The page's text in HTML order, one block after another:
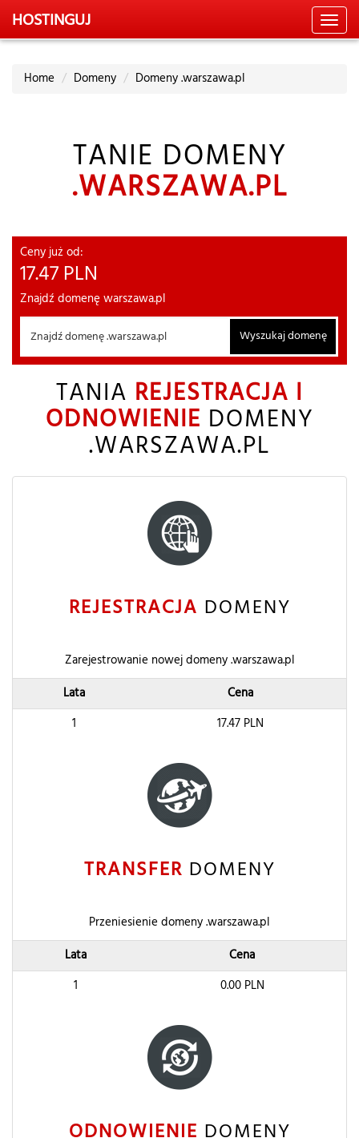
HOSTINGUJ
Home Domeny Domeny .warszawa.pl
TANIE DOMENY
.WARSZAWA.PL
Ceny już od:
17.47 PLN
Znajdź domenę warszawa.pl
Wyszukaj domenę
TANIA REJESTRACJA I
ODNOWIENIE DOMENY
.WARSZAWA.PL
REJESTRACJA DOMENY
Zarejestrowanie nowej domeny .warszawa.pl
Lata
Cena
1
17.47 PLN
TRANSFER DOMENY
Przeniesienie domeny .warszawa.pl
Lata
Cena
1
0.00PLN